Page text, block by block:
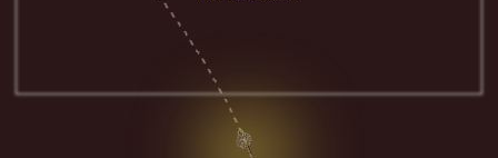
барокко или минималистичный
модерн. Это не просто оформление,
а ваша история, которую мы вместе
расскажем гостям.